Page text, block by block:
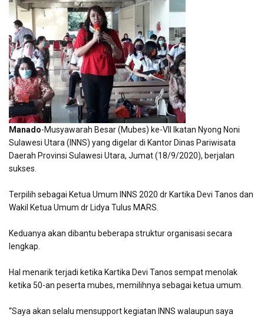
Manado-Musyawarah Besar (Mubes) ke-VII Ikatan Nyong Noni
Sulawesi Utara (INNS) yang digelar di Kantor Dinas Pariwisata
Daerah Provinsi Sulawesi Utara, Jumat (18/9/2020), berjalan
sukses.
Terpilih sebagai Ketua Umum INNS 2020 dr Kartika Devi Tanos dan
Wakil Ketua Umum dr Lidya Tulus MARS.
Keduanya akan dibantu beberapa struktur organisasi secara
lengkap.
Hal menarik terjadi ketika Kartika Devi Tanos sempat menolak
ketika 50-an peserta mubes, memilihnya sebagai ketua umum.
“Saya akan selalu mensupport kegiatan INNS walaupun saya